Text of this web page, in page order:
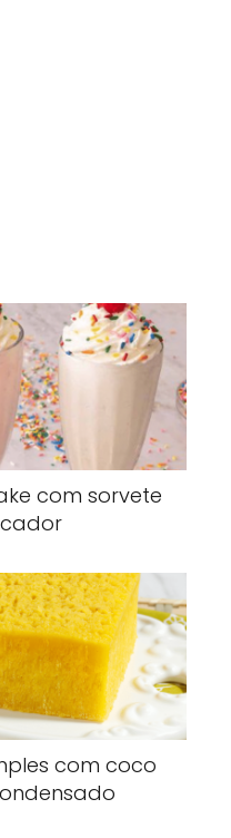
com sorvete
com coco